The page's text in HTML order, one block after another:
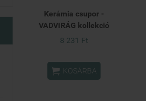
Kerámia csupor -
VADVIRÁG kollekció
8 231 Ft
 KOSÁRBA